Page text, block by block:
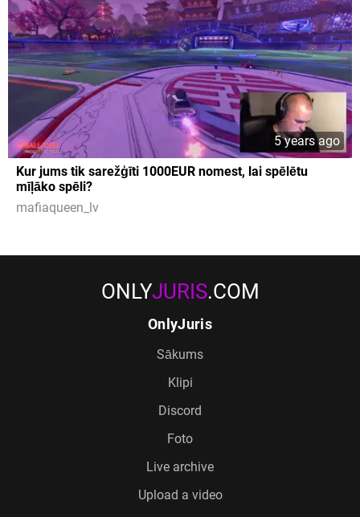
5 years ago
Kur jums tik sarežģīti 1000EUR nomest, lai spēlētu
mīļāko spēli?
mafiaqueen_lv
ONLYJURIS.COM
OnlyJuris
Sākums
Klipi
Discord
Foto
Live archive
Upload a video